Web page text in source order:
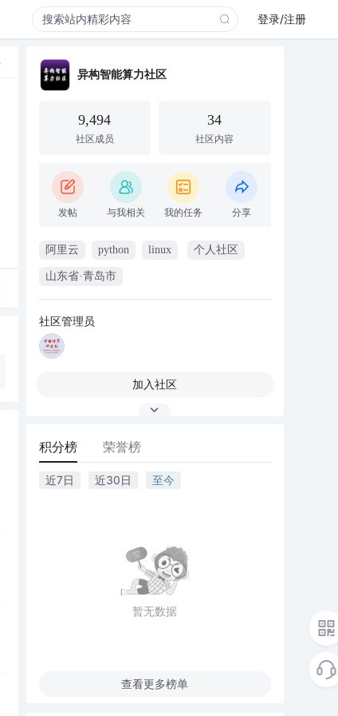
登录/注册
异构智能算力社区
9,494
社区成员
34
社区内容
发帖 与我相关 我的任务 分享
阿里云 python linux 个人社区
山东省·青岛市
社区管理员
加入社区
积分榜 荣誉榜
近7日 近30日 至今
暂无数据
查看更多榜单